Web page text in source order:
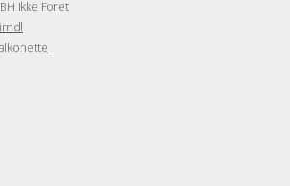
Ikke Foret